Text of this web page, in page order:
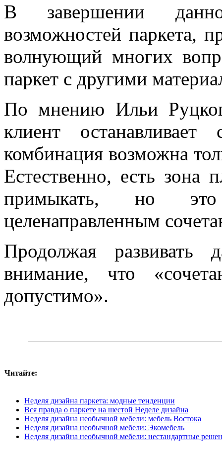
В завершении
возможностей паркета,
волнующий многих
паркет с другими
По мнению Ильи
клиент
комбинация возможна
Естественно, есть зона
примыкать, но
целенаправленным
Продолжая
внимание, что
допустимо».
Читайте:
Неделя дизайна паркета: модные тенденции
Вся правда о паркете на шестой Неделе дизайна
Неделя дизайна необычной мебели: мебель Востока
Неделя дизайна необычной мебели: Экомебель
Неделя дизайна необычной мебели: нестандартные